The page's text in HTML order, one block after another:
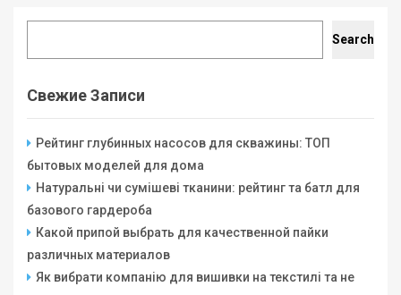
Search
Свежие Записи
Рейтинг глубинных насосов для скважины: ТОП
бытовых моделей для дома
Натуральні чи сумішеві тканини: рейтинг та батл для
базового гардероба
Какой припой выбрать для качественной пайки
различных материалов
Як вибрати компанію для вишивки на текстилі та не